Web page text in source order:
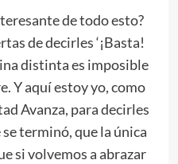
de todo esto?
de decirles ‘¡Basta!
distinta es imposible
Y aquí estoy yo, como
Avanza, para decirles
terminó, que la única
si volvemos a abrazar